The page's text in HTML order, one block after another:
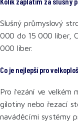
Slušný průmyslový
000 do 15 000 liber,
000 liber.
Co je nejlepší pro
Pro řezání ve velkém
gilotiny nebo řezací
naváděcími systémy